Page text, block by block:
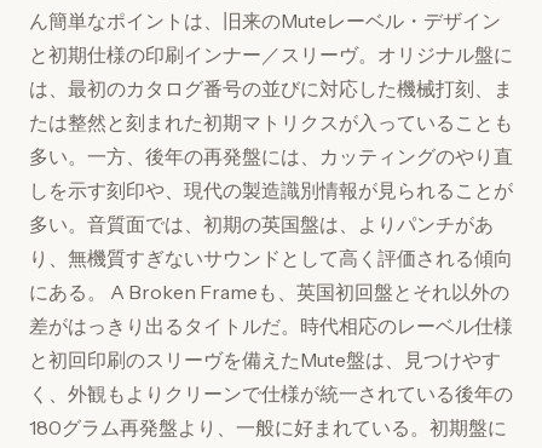
ん簡単なポイントは、旧来のMuteレーベル・デザイン
と初期仕様の印刷インナー／スリーヴ。オリジナル盤に
は、最初のカタログ番号の並びに対応した機械打刻、ま
たは整然と刻まれた初期マトリクスが入っていることも
多い。一方、後年の再発盤には、カッティングのやり直
しを示す刻印や、現代の製造識別情報が見られることが
多い。音質面では、初期の英国盤は、よりパンチがあ
り、無機質すぎないサウンドとして高く評価される傾向
にある。 A Broken Frameも、英国初回盤とそれ以外の
差がはっきり出るタイトルだ。時代相応のレーベル仕様
と初回印刷のスリーヴを備えたMute盤は、見つけやす
く、外観もよりクリーンで仕様が統一されている後年の
180グラム再発盤より、一般に好まれている。初期盤に